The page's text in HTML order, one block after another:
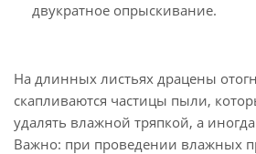
двукратное опрыскивание.
На длинных листьях драцены
скапливаются частицы пыли,
удалять влажной тряпкой, а
Важно: при проведении влажных